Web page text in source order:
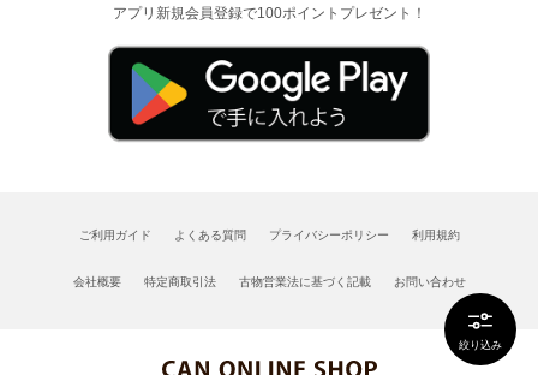
絞り込み
アプリ新規会員登録で100ポイントプレゼント！
ご利用ガイド よくある質問 プライバシーポリシー 利用規約
会社概要 特定商取引法 古物営業法に基づく記載 お問い合わせ